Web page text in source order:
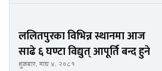
ललितपुरका विभिन्न स्थानमा आज
साढे ६ घण्टा विद्युत् आपूर्ति बन्द हुने
शुक्रबार, माघ ४, २०८१